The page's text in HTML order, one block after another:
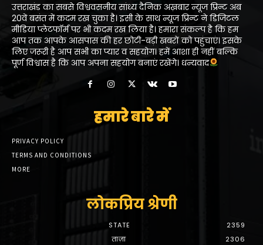
उत्तराखंड का सबसे विश्ववसनीय सांध्य दैनिक अख़बार न्यूज प्रिन्ट अब
20वें बसंत में कदम रख चुका है। इसी के साथ न्यूज प्रिन्ट ने डिजिटल
मीडिया प्लेटफॉर्म पर भी कदम रख लिया है। हमारा संकल्प है कि हम
आप तक आपके आसपास की हर छोटी-बड़ी खबरों को पहुंचाएं। इसके
लिए जरूरी है आप सभी का प्यार व सहयोग। हमें आशा ही नहीं बल्कि
पूर्ण विश्वास है कि आप अपना सहयोग बनाएं रखेंगे। धन्यवाद
हमारे बारे में
PRIVACY POLICY
TERMS AND CONDITIONS
MORE
लोकप्रिय श्रेणी
STATE
2359
ताज़ा
2306